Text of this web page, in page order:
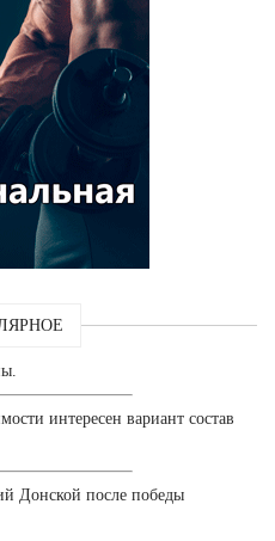
интересен вариант состав
Донской после победы